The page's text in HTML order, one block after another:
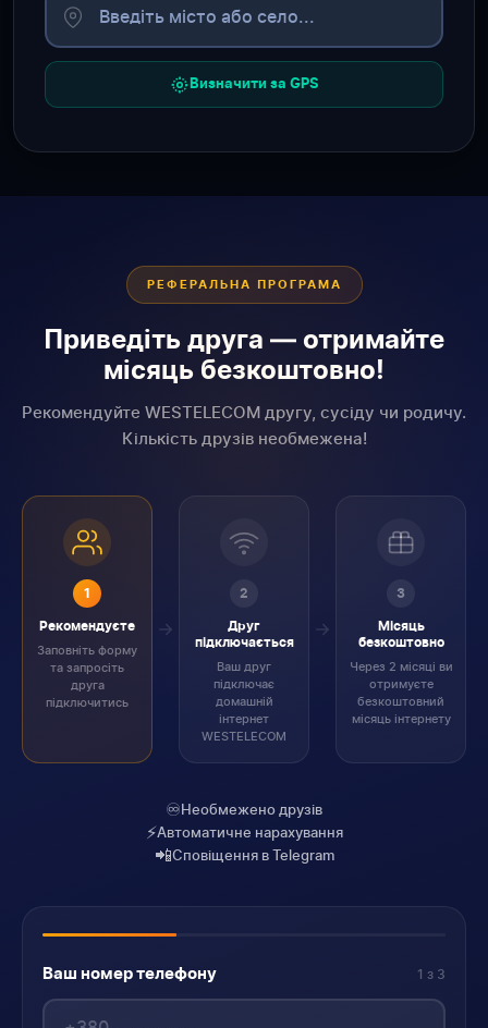
Визначити за GPS
РЕФЕРАЛЬНА ПРОГРАМА
Приведіть друга — отримайте
місяць безкоштовно!
Рекомендуйте WESTELECOM другу, сусіду чи родичу.
Кількість друзів необмежена!
1
Рекомендуєте
Заповніть форму
та запросіть
друга
підключитись
2
Друг
підключається
Ваш друг
підключає
домашній
інтернет
WESTELECOM
3
Місяць
безкоштовно
Через 2 місяці ви
отримуєте
безкоштовний
місяць інтернету
♾️Необмежено друзів
⚡Автоматичне нарахування
📲Сповіщення в Telegram
Ваш номер телефону 1 з 3